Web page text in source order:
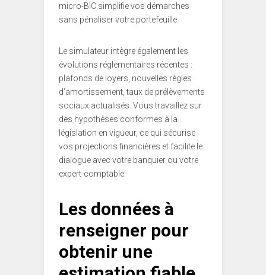
micro-BIC simplifie vos démarches
sans pénaliser votre portefeuille.
Le simulateur intègre également les
évolutions réglementaires récentes :
plafonds de loyers, nouvelles règles
d’amortissement, taux de prélèvements
sociaux actualisés. Vous travaillez sur
des hypothèses conformes à la
législation en vigueur, ce qui sécurise
vos projections financières et facilite le
dialogue avec votre banquier ou votre
expert-comptable.
Les données à
renseigner pour
obtenir une